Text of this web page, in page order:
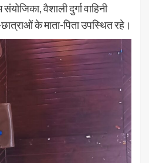
वैशाली दुर्गा वाहिनी
के माता-पिता उपस्थित रहे।